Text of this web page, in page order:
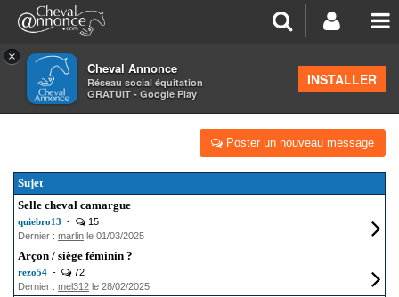
×
Cheval Annonce
Réseau social équitation
GRATUIT - Google Play
INSTALLER
ÉQUIPEMENTS
Poster un nouveau message
Sujet
Selle cheval camargue
quiebro13 -
15
Dernier : marlin le 01/03/2025
Arçon / siège féminin ?
rezo54 -
72
Dernier : mel312 le 28/02/2025